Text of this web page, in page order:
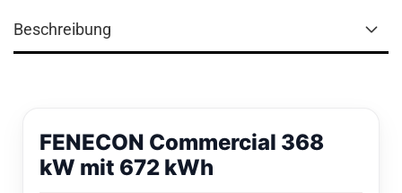
Beschreibung
FENECON Commercial 368
kW mit 672 kWh